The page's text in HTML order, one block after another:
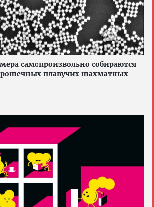
самопроизвольно собираются
плавучих шахматных